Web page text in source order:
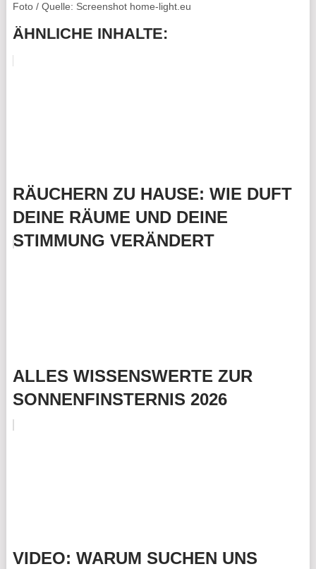
Foto / Quelle: Screenshot home-light.eu
ÄHNLICHE INHALTE:
RÄUCHERN ZU HAUSE: WIE DUFT
DEINE RÄUME UND DEINE
STIMMUNG VERÄNDERT
ALLES WISSENSWERTE ZUR
SONNENFINSTERNIS 2026
VIDEO: WARUM SUCHEN UNS